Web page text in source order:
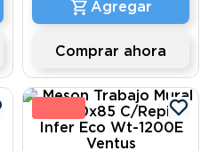
Comprar ahora